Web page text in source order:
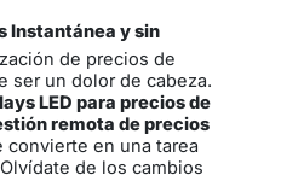
Instantánea y sin
de precios de
ser un dolor de cabeza.
LED para precios de
remota de precios
en una tarea
de los cambios